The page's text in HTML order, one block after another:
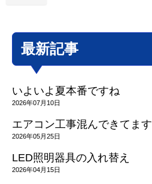
最新記事
いよいよ夏本番ですね
2026年07月10日
エアコン工事混んできてます
2026年05月25日
LED照明器具の入れ替え
2026年04月15日